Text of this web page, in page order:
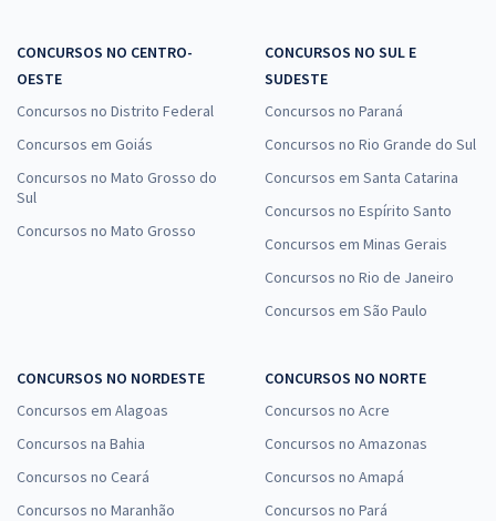
CONCURSOS NO CENTRO-
OESTE
Concursos no Distrito Federal
Concursos em Goiás
Concursos no Mato Grosso do
Sul
Concursos no Mato Grosso
CONCURSOS NO SUL E
SUDESTE
Concursos no Paraná
Concursos no Rio Grande do Sul
Concursos em Santa Catarina
Concursos no Espírito Santo
Concursos em Minas Gerais
Concursos no Rio de Janeiro
Concursos em São Paulo
CONCURSOS NO NORDESTE
Concursos em Alagoas
Concursos na Bahia
Concursos no Ceará
Concursos no Maranhão
CONCURSOS NO NORTE
Concursos no Acre
Concursos no Amazonas
Concursos no Amapá
Concursos no Pará